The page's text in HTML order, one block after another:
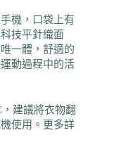
機，口袋上有
技平針織面
一體，舒適的
動過程中的活
建議將衣物翻
使用。更多詳